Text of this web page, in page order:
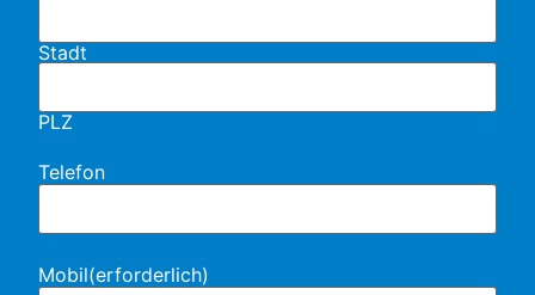
Stadt
PLZ
Telefon
Mobil(erforderlich)